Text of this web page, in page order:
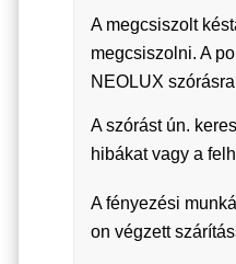
A megcsiszolt
megcsiszolni. A
NEOLUX
A szórást ún.
hibákat vagy a
A fényezési
on végzett